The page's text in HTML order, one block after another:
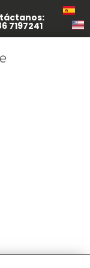
7197241